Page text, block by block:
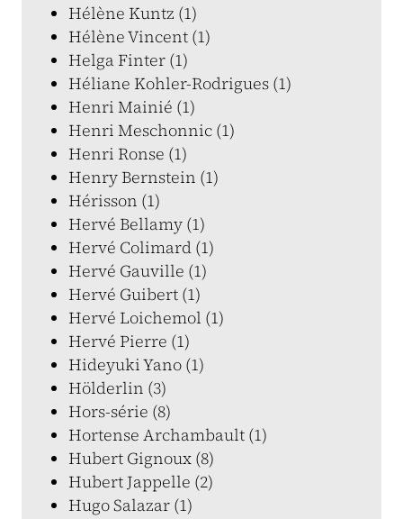
Hélène Kuntz (1)
Hélène Vincent (1)
Helga Finter (1)
Héliane Kohler-Rodrigues (1)
Henri Mainié (1)
Henri Meschonnic (1)
Henri Ronse (1)
Henry Bernstein (1)
Hérisson (1)
Hervé Bellamy (1)
Hervé Colimard (1)
Hervé Gauville (1)
Hervé Guibert (1)
Hervé Loichemol (1)
Hervé Pierre (1)
Hideyuki Yano (1)
Hölderlin (3)
Hors-série (8)
Hortense Archambault (1)
Hubert Gignoux (8)
Hubert Jappelle (2)
Hugo Salazar (1)